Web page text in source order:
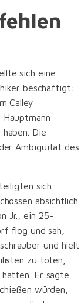
sich eine
beschäftigt:
Calley
Die
Ambiguität des
sich.
absichtlich
Jr., ein 25-
flog und sah,
und hielt
zu töten,
Er sagte
würden,